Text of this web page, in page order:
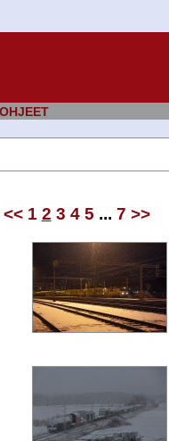
OHJEET
<< 1 2 3 4 5 ... 7 >>